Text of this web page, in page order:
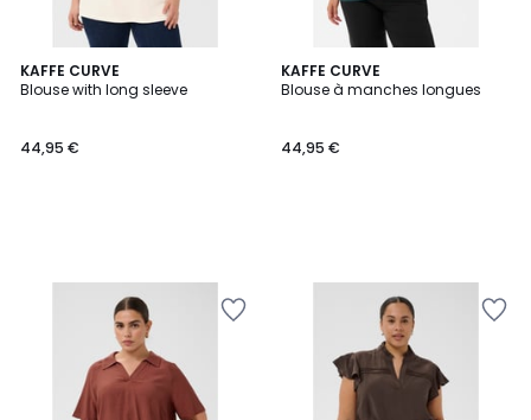
KAFFE CURVE
Blouse with long sleeve
44,95 €
KAFFE CURVE
Blouse à manches longues
44,95 €